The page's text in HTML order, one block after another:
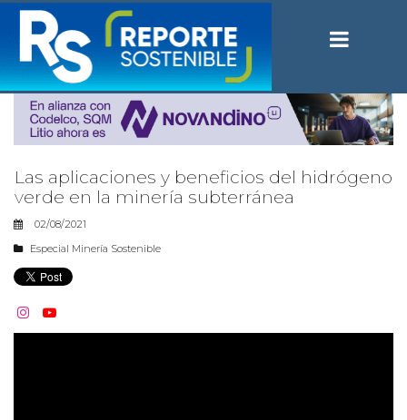
Las aplicaciones y beneficios del hidrógeno
verde en la minería subterránea
02/08/2021
Especial Minería Sostenible
 